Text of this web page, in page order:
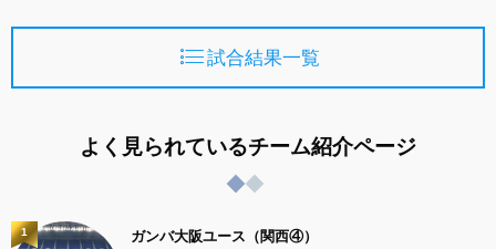
試合結果一覧
よく見られているチーム紹介ページ
ガンバ大阪ユース（関西④）
1